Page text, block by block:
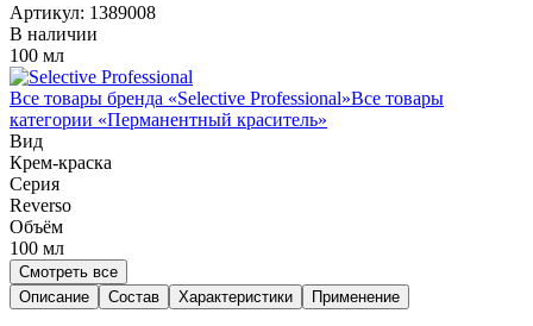
Артикул: 1389008
В наличии
100 мл
Все товары бренда «Selective Professional»Все товары
категории «Перманентный краситель»
Вид
Крем-краска
Серия
Reverso
Объём
100 мл
Смотреть все
Описание
Состав Характеристики Применение